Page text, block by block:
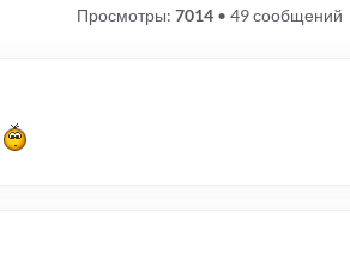
49 сообщений
Просмотры: 7014•